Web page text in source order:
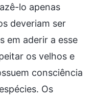
lo apenas
deveriam ser
em aderir a esse
os velhos e
consciência
Os